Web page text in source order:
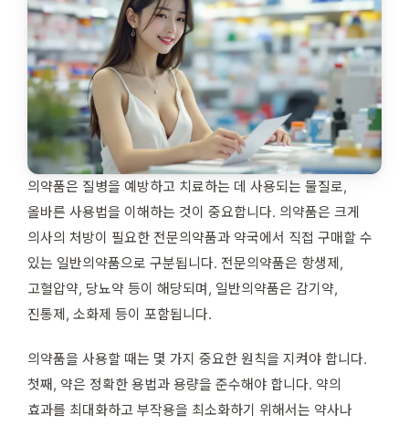
의약품은 질병을 예방하고 치료하는 데 사용되는 물질로,
올바른 사용법을 이해하는 것이 중요합니다. 의약품은 크게
의사의 처방이 필요한 전문의약품과 약국에서 직접 구매할 수
있는 일반의약품으로 구분됩니다. 전문의약품은 항생제,
고혈압약, 당뇨약 등이 해당되며, 일반의약품은 감기약,
진통제, 소화제 등이 포함됩니다.
의약품을 사용할 때는 몇 가지 중요한 원칙을 지켜야 합니다.
첫째, 약은 정확한 용법과 용량을 준수해야 합니다. 약의
효과를 최대화하고 부작용을 최소화하기 위해서는 약사나